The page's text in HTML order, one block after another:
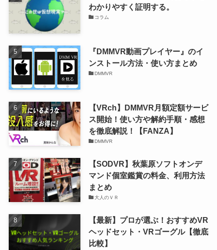
わかりやすく証明する。
コラム
『DMMVR動画プレイヤー』のイ
ンストール方法・使い方まとめ
DMMVR
【VRch】DMMVR月額定額サービ
ス開始！使い方や解約手順・感想
を徹底解説！【FANZA】
DMMVR
【SODVR】秋葉原ソフトオンデ
マンド個室鑑賞の料金、利用方法
まとめ
大人のＶＲ
【最新】プロが選ぶ！おすすめVR
ヘッドセット・VRゴーグル【徹底
比較】